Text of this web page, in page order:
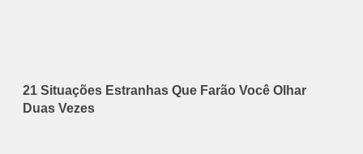
21 Situações Estranhas Que Farão Você Olhar
Duas Vezes